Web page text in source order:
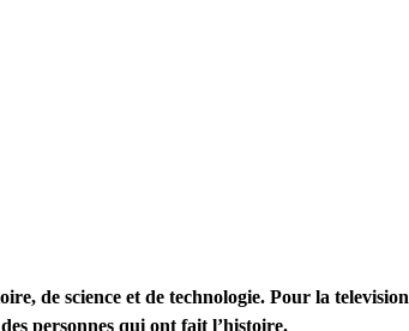
de science et de technologie. Pour la television
personnes qui ont fait l’histoire.